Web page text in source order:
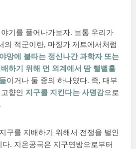
기를 풀어나가보자. 보통 우리가
의 적군이란, 마징가 제트에서처럼
망에 불타는 정신나간 과학자 또는
하기 위해 먼 외계에서 땀 뻘뻘흘
이거나 둘 중의 하나였다. 즉, 대부
향인 지구를 지킨다는 사명감으로
구를 지배하기 위해서 전쟁을 벌인
. 지온공국은 지구연방으로부터